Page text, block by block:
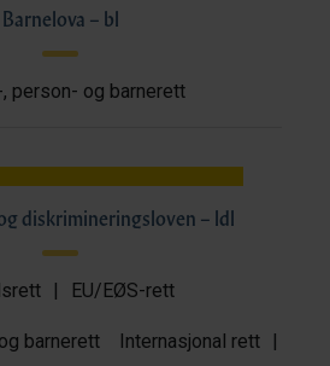
Barnelova – bl
person- og barnerett
diskrimineringsloven – ldl
| EU/EØS-rett
barnerett Internasjonal rett |